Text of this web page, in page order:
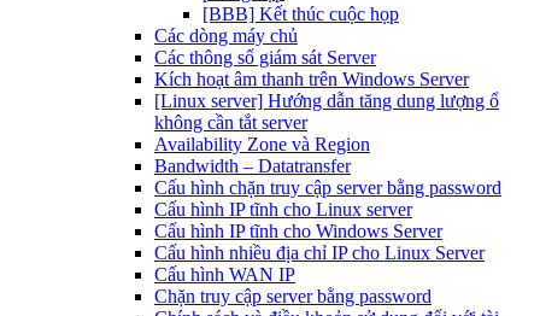
[BBB] Kết thúc cuộc họp
Các dòng máy chủ
Các thông số giám sát Server
Kích hoạt âm thanh trên Windows Server
[Linux server] Hướng dẫn tăng dung lượng ổ
không cần tắt server
Availability Zone và Region
Bandwidth – Datatransfer
Cấu hình chặn truy cập server bằng password
Cấu hình IP tĩnh cho Linux server
Cấu hình IP tĩnh cho Windows Server
Cấu hình nhiều địa chỉ IP cho Linux Server
Cấu hình WAN IP
Chặn truy cập server bằng password